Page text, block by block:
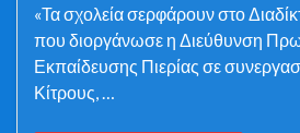
«Τα σχολεία σερφάρουν στο
που διοργάνωσε η Διεύθυνση
Εκπαίδευσης Πιερίας σε
Κίτρους, …